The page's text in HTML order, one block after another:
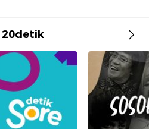
20detik